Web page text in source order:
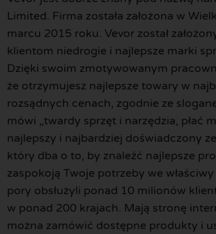
Limited. Firma została założona w
marcu 2015 roku. Vevor został
klientom niedrogie i najlepsze marki
Dzięki swoim zmotywowanym
że otrzymujesz najlepsze towary w
rozsądnych cenach, zgodnie ze
mówi „twardy sprzęt i narzędzia, płać
najlepszy i najbardziej doświadczony
który dba o to, by znaleźć najlepsze
zaspokoją Twoje potrzeby we
pory obsłużyli ponad 10 milionów
w ponad 200 krajach. Mają stronę
można zamówić dostępne produkty i